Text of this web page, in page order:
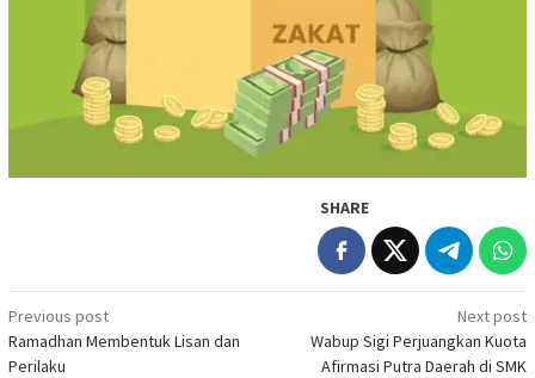
SHARE
Post
navigation
Previous post
Ramadhan Membentuk Lisan dan
Perilaku
Next post
Wabup Sigi Perjuangkan Kuota
Afirmasi Putra Daerah di SMK